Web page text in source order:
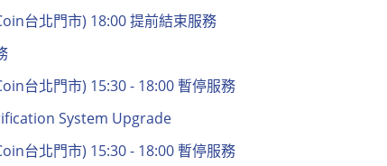
台北門市) 18:00 提前結束服務
台北門市) 15:30 - 18:00 暫停服務
System Upgrade
台北門市) 15:30 - 18:00 暫停服務